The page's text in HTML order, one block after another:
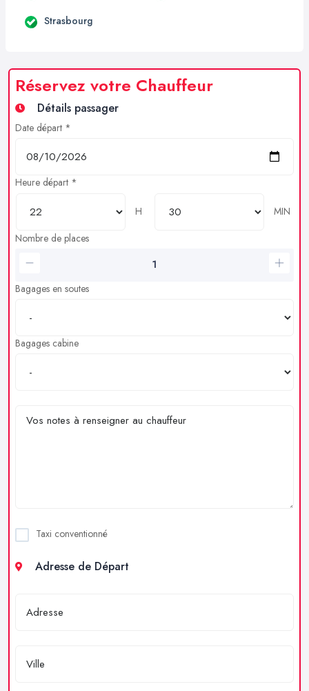
Strasbourg
Réservez votre Chauffeur
Détails passager
Date départ *
Heure départ *
H
MIN
Nombre de places
Bagages en soutes
Bagages cabine
Taxi conventionné
Adresse de Départ